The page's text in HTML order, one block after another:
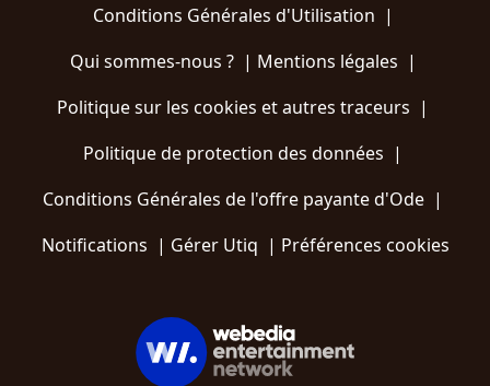
Conditions Générales d'Utilisation |
Qui sommes-nous ?| Mentions légales |
Politique sur les cookies et autres traceurs |
Politique de protection des données |
Conditions Générales de l'offre payante d'Ode |
Notifications | Gérer Utiq | Préférences cookies